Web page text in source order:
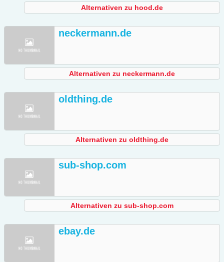
Alternativen zu hood.de
neckermann.de
Alternativen zu neckermann.de
oldthing.de
Alternativen zu oldthing.de
sub-shop.com
Alternativen zu sub-shop.com
ebay.de